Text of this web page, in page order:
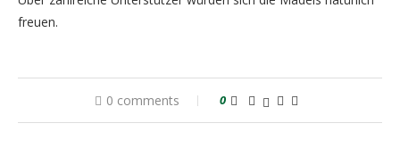
freuen.
0 comments 0